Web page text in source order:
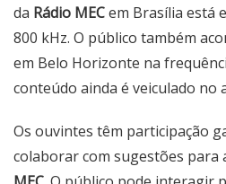
da Rádio MECem Brasília está
800 kHz. O público também
em Belo Horizonte na
conteúdo ainda é veiculado no
Os ouvintes têm participação
colaborar com sugestões para